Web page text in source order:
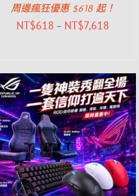
周邊瘋狂優惠 $618 起！
NT$618 – NT$7,618